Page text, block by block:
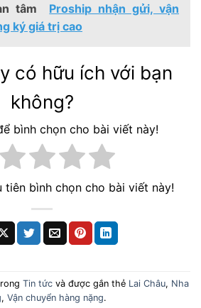
tâm
Proship nhận gửi, vận
ký giá trị cao
có hữu ích với bạn
không?
bình chọn cho bài viết này!
tiên bình chọn cho bài viết này!
Tin tứcvà được gắn thẻ Lai Châu, Nha
, Vận chuyển hàng nặng.